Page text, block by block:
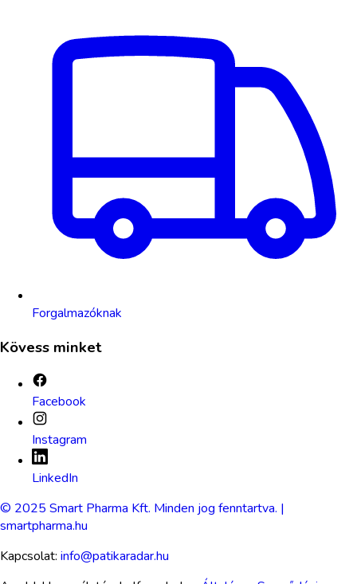
Forgalmazóknak
Kövess minket
Facebook
Instagram
LinkedIn
© 2025 Smart Pharma Kft. Minden jog fenntartva. |
smartpharma.hu
Kapcsolat: info@patikaradar.hu